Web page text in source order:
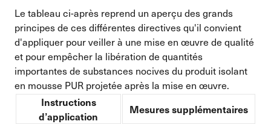
Le tableau ci-après reprend un aperçu des grands
principes de ces différentes directives qu'il convient
d'appliquer pour veiller à une mise en œuvre de qualité
et pour empêcher la libération de quantités
importantes de substances nocives du produit isolant
en mousse PUR projetée après la mise en œuvre.
Instructions
d’application
Mesures supplémentaires